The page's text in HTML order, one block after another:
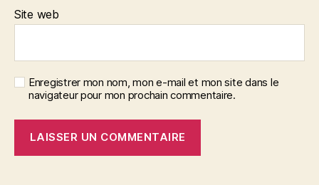
Site web
Enregistrer mon nom, mon e-mail et mon site dans le
navigateur pour mon prochain commentaire.